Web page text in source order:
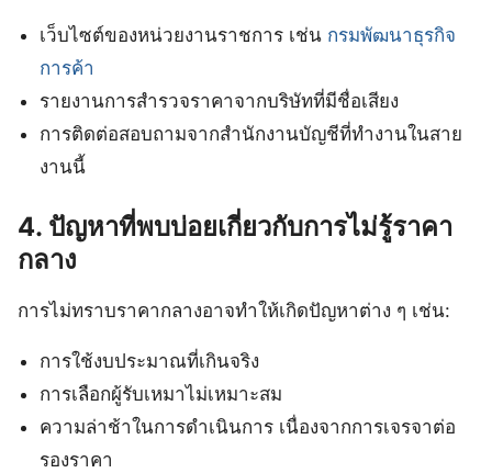
เว็บไซต์ของหน่วยงานราชการ เช่น กรมพัฒนาธุรกิจ
การค้า
รายงานการสำรวจราคาจากบริษัทที่มีชื่อเสียง
การติดต่อสอบถามจากสำนักงานบัญชีที่ทำงานในสาย
งานนี้
4. ปัญหาที่พบบ่อยเกี่ยวกับการไม่รู้ราคา
กลาง
การไม่ทราบราคากลางอาจทำให้เกิดปัญหาต่าง ๆ เช่น:
การใช้งบประมาณที่เกินจริง
การเลือกผู้รับเหมาไม่เหมาะสม
ความล่าช้าในการดำเนินการ เนื่องจากการเจรจาต่อ
รองราคา